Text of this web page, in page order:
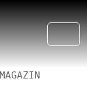
MAGAZIN